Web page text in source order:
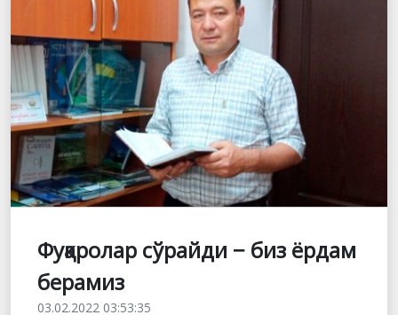
Фуқаролар сўрайди − биз ёрдам
берамиз
03.02.2022 03:53:35